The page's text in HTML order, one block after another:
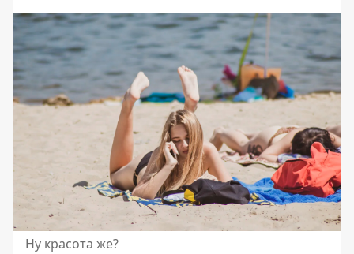
Ну красота же?